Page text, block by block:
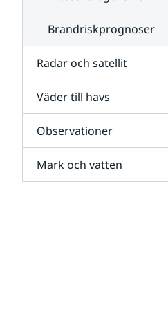
Brandriskprognoser
Radar och satellit
Väder till havs
Observationer
Mark och vatten